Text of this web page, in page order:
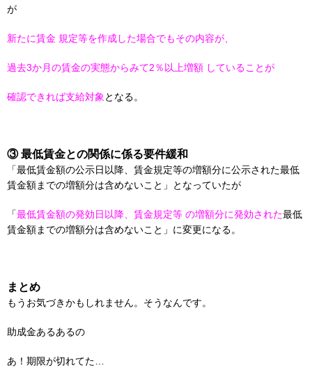
が
新たに賃⾦ 規定等を作成した場合でもその内容が、
過去3か⽉の賃⾦の実態からみて2％以上増額 していることが
確認できれば支給対象 となる。
③ 最低賃⾦との関係に係る要件緩和
「最低賃⾦額の公⽰⽇以降、賃⾦規定等の増額分に公示された最低
賃⾦額までの増額分は含めないこと」となっていたが
「最低賃⾦額の発効⽇以降、賃⾦規定等 の増額分に発効された最低
賃⾦額までの増額分は含めないこと」に変更になる。
まとめ
もうお気づきかもしれません。そうなんです。
助成金あるあるの
あ！期限が切れてた…